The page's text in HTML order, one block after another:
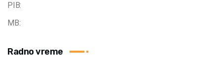
PIB:
MB:
Radno vreme